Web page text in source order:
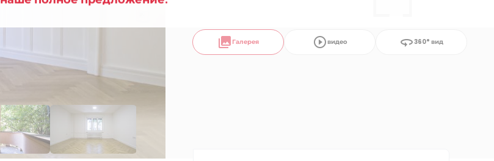
collections Галерея play_circle_outlineвидео 360360° вид